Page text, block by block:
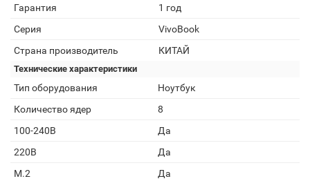
Гарантия
1 год
Серия
VivoBook
Страна производитель
КИТАЙ
Технические характеристики
Тип оборудования
Ноутбук
Количество ядер
8
100-240В
Да
220В
Да
M.2
Да